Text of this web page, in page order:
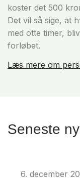
koster det 500
Det vil så sige, at
med otte timer,
forløbet.
Læs mere om
Seneste
6. december